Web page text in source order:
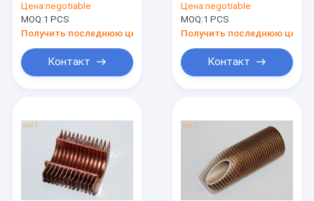
спиральный Finned
алюминиевый
обменник трубки/
трубки ребра
Цена:negotiable
MOQ:1 PCS
Получить последнюю цену
Контакт
высокая трубка
ребра для
теплообменного
аппарата/
спиральной трубки
ребра
Цена:negotiable
MOQ:1 PCS
Получить последнюю цену
Контакт